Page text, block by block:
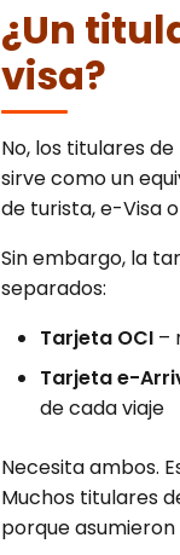
¿Un
visa?
No, los titulares
sirve como un
de turista, e-Visa
Sin embargo, la
separados:
Tarjeta OCI –
Tarjeta e-
de cada viaje
Necesita ambos.
Muchos titulares
porque